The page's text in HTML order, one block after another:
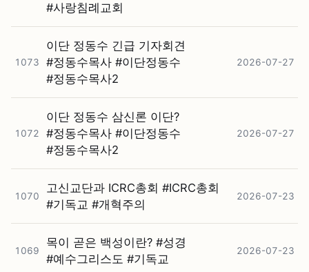
#⁠사랑침례교회
1073
이단 정동수 긴급 기자회견
#⁠정동수목사 #⁠이단정동수
#⁠정동수목사2
2026-07-27
1072
이단 정동수 삼신론 이단?
#⁠정동수목사 #⁠이단정동수
#⁠정동수목사2
2026-07-27
1070
고신교단과 ICRC총회 #⁠ICRC총회
#⁠기독교 #⁠개혁주의
2026-07-23
1069
목이 곧은 백성이란? #⁠성경
#⁠예수그리스도 #⁠기독교
2026-07-23